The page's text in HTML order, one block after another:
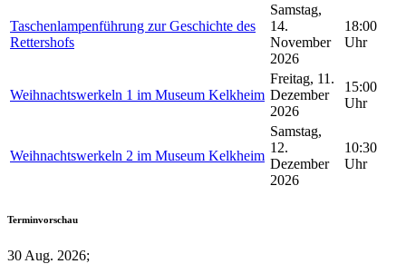
Taschenlampenführung zur Geschichte des
Rettershofs
Samstag,
14.
November
2026
18:00
Uhr
Weihnachtswerkeln 1 im Museum Kelkheim
Freitag, 11.
Dezember
2026
15:00
Uhr
Weihnachtswerkeln 2 im Museum Kelkheim
Samstag,
12.
Dezember
2026
10:30
Uhr
Terminvorschau
30 Aug. 2026;